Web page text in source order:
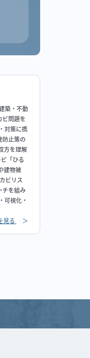
築・不動
ビ問題を
対策に携
防止策の
方を理解
「ひる
建物被
ビリス
チを組み
可視化・
見る
＞